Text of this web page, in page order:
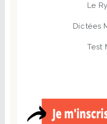
Le
Dictées
Test